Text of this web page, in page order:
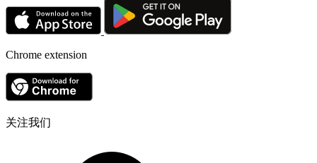
Chrome extension
关注我们